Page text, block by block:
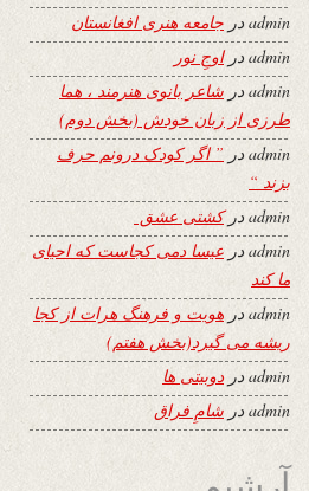
adminدر جامعه هنری افغانستان
adminدراوجِ نور
adminدر شاعر بانوی هنرمند ، هما
طرزی از زبان خودش (بخش دوم)
adminدر ” اگر کودک درونم حرف
بزند “
adminدرکشتی عشق
adminدر عیسا دمی کجاست که احیای
ما کند
adminدر هویت و فرهنگ هرات از کجا
ریشه می گیرد(بخش هفتم)
adminدردوبیتی ها
admin در شامِ فراق